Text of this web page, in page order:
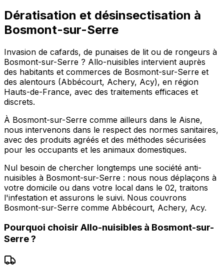
Dératisation et désinsectisation à
Bosmont-sur-Serre
Invasion de cafards, de punaises de lit ou de rongeurs à
Bosmont-sur-Serre ? Allo-nuisibles intervient auprès
des habitants et commerces de Bosmont-sur-Serre et
des alentours (Abbécourt, Achery, Acy), en région
Hauts-de-France, avec des traitements efficaces et
discrets.
À Bosmont-sur-Serre comme ailleurs dans le Aisne,
nous intervenons dans le respect des normes sanitaires,
avec des produits agréés et des méthodes sécurisées
pour les occupants et les animaux domestiques.
Nul besoin de chercher longtemps une société anti-
nuisibles à Bosmont-sur-Serre : nous nous déplaçons à
votre domicile ou dans votre local dans le 02, traitons
l'infestation et assurons le suivi. Nous couvrons
Bosmont-sur-Serre comme Abbécourt, Achery, Acy.
Pourquoi choisir Allo-nuisibles à Bosmont-sur-
Serre?